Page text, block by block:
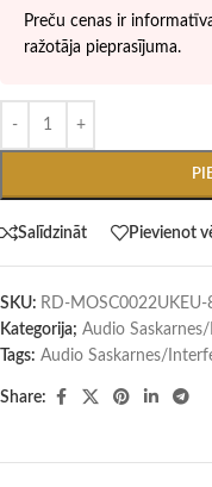
Preču cenas ir
ražotāja pieprasījuma.
Salīdzināt Pievienot
SKU: RD-
Kategorija; Audio
Tags: Audio Saskarnes/
Share: